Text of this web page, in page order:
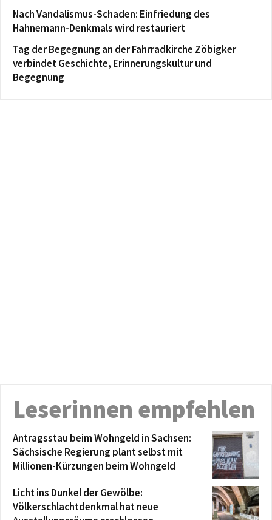
Nach Vandalismus-Schaden: Einfriedung des
Hahnemann-Denkmals wird restauriert
Tag der Begegnung an der Fahrradkirche Zöbigker
verbindet Geschichte, Erinnerungskultur und
Begegnung
Leserinnen empfehlen
Antragsstau beim Wohngeld in Sachsen:
Sächsische Regierung plant selbst mit
Millionen-Kürzungen beim Wohngeld
Licht ins Dunkel der Gewölbe:
Völkerschlachtdenkmal hat neue